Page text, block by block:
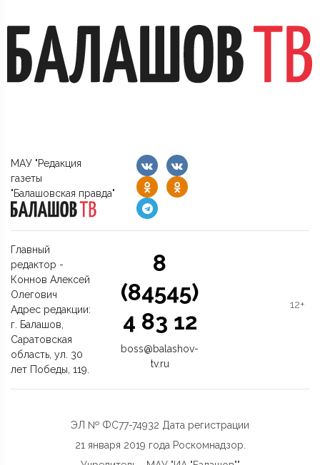
МАУ "Редакция
газеты
"Балашовская правда"
Главный
редактор -
Коннов Алексей
Олегович
Адрес редакции:
г. Балашов,
Саратовская
область, ул. 30
лет Победы, 119.
8
(84545)
4 83 12
boss@balashov-
tv.ru
12+
ЭЛ № ФС77-74932 Дата регистрации
21 января 2019 года Роскомнадзор.